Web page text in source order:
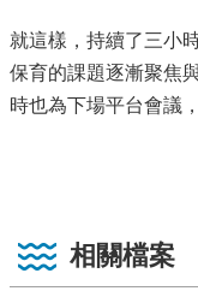
就這樣，持續了三小
保育的課題逐漸聚焦
時也為下場平台會議
相關檔案